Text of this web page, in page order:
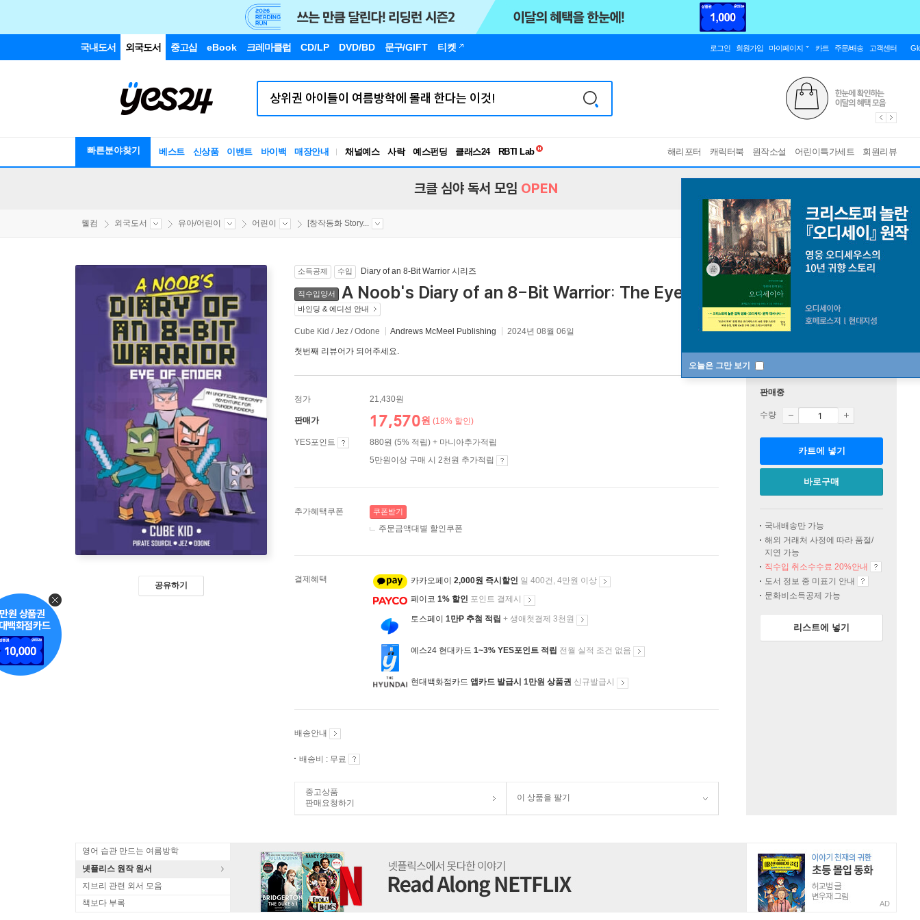
국내도서 외국도서 중고샵 eBook 크레마클럽 CD/LP DVD/BD 문구/GIFT 티켓 로그인 회원가입 마이페이지 카트 주문/배송 고객센터
빠른분야찾기 베스트 신상품 이벤트 바이백 매장안내 채널예스 사락 예스펀딩 클래스24
독서유형검사
해리포터 캐릭터북 원작소설 어린이특가세트 회원리뷰
오늘은 그만 보기
크클 심야 독서 모임 OPEN
웰컴 외국도서 유아/어린이 어린이 [창작동화 Story...
공유하기
소득공제 수입 Diary of an 8-Bit Warrior 시리즈
직수입양서 A Noob's Diary of an 8-Bit Warrior: The Eye of Ender Volume 3
바인딩 & 에디션 안내
Cube Kid / Jez / Odone Andrews McMeel Publishing 2024년 08월 06일
첫번째 리뷰어가 되어주세요.
정가 21,430원
판매가 17,570원 (18% 할인)
YES포인트
880원 (5% 적립) + 마니아추가적립
5만원이상 구매 시 2천원 추가적립
추가혜택쿠폰 쿠폰받기
주문금액대별 할인쿠폰
결제혜택 카카오페이 2,000원 즉시할인 일 400건, 4만원 이상
페이코 1% 할인 포인트 결제시
토스페이 1만P 추첨 적립 + 생애첫결제 3천원
예스24 현대카드 1~3% YES포인트 적립 전월 실적 조건 없음
현대백화점카드 앱카드 발급시 1만원 상품권 신규발급시
배송안내
배송비 : 무료
중고상품
판매요청하기
이 상품을 팔기
판매중
수량
카트에 넣기
바로구매
국내배송만 가능
해외 거래처 사정에 따라 품절/
지연 가능
직수입 취소수수료 20%안내
도서 정보 중 미표기 안내
문화비소득공제 가능
리스트에 넣기
영어 습관 만드는 여름방학
넷플리스 원작 원서
지브리 관련 외서 모음
책보다 부록
AD